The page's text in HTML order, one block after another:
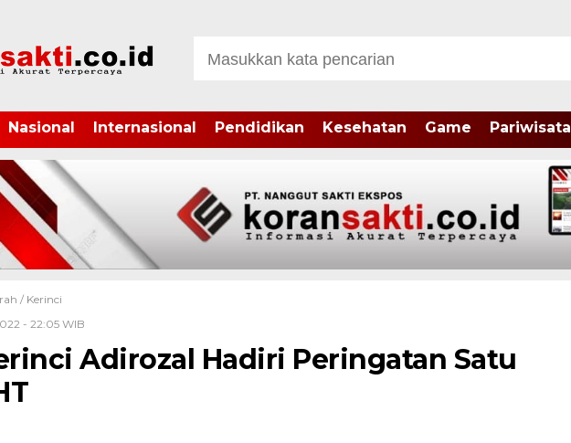
Nasional Internasional Pendidikan Kesehatan Game Pariwisata
/ Kerinci
- 22:05 WIB
Adirozal Hadiri Peringatan Satu